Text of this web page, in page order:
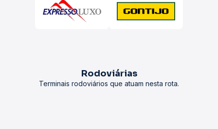
Rodoviárias
Terminais rodoviários que atuam nesta rota.